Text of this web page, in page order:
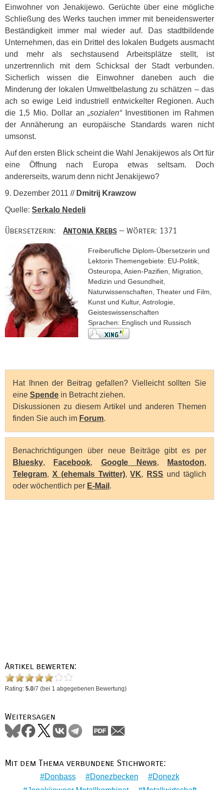
Einwohner von Jenakijewo. Gerüchte über eine mögliche
Schließung des Werks tauchen immer mit beneidenswerter
Beständigkeit immer mal wieder auf. Das stadtbildende
Unternehmen, das ein Drittel des lokalen Budgets ausmacht
und mehr als sechstausend Arbeitsplätze stellt, ist
unzertrennlich mit dem Schicksal der Stadt verbunden.
Sicherlich wissen die Einwohner daneben auch die
Minderung der lokalen Umweltbelastung zu schätzen – das
ach so ewige Leid industriell entwickelter Regionen. Auch
die 1,5 Mio. Dollar an„sozialen“Investitionen im Rahmen
der Annäherung an europäische Standards waren nicht
umsonst.
Auf den ersten Blick scheint die Wahl Jenakijewos als Ort für
eine Öffnung nach Europa etwas seltsam. Doch
andererseits, warum denn nicht Jenakijewo?
9. Dezember 2011 // Dmitrij Krawzow
Quelle: Serkalo Nedeli
Übersetzerin: Antonia Krebs — Wörter: 1371
Freiberufliche Diplom-Übersetzerin und
Lektorin Themengebiete: EU-Politik,
Osteuropa, Asien-Pazifien, Migration,
Medizin und Gesundheit,
Naturwissenschaften, Theater und Film,
Kunst und Kultur, Astrologie,
Geisteswissenschaften
Sprachen: Englisch und Russisch
Hat Ihnen der Beitrag gefallen? Vielleicht sollten Sie
eine Spende in Betracht ziehen.
Diskussionen zu diesem Artikel und anderen Themen
finden Sie auch im Forum.
Benachrichtigungen über neue Beiträge gibt es per
Bluesky, Facebook, Google News, Mastodon,
Telegram, X (ehemals Twitter),VK, RSS und täglich
oder wöchentlich per E-Mail .
Artikel bewerten:
Rating: 5.0/7 (bei 1 abgegebenen Bewertung)
Weitersagen
Mit dem Thema verbundene Stichworte:
Donbass Donezbecken
Donezk